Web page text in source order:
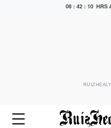
08 : 42 : 10 HRS